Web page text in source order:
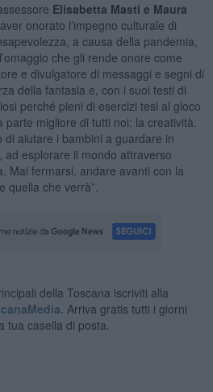
Elisabetta Masti e Maura
onorato l’impegno culturale di
a causa della pandemia,
che gli rende onore come
e divulgatore di messaggi e segni di
della fantasia e, con i suoi testi di
perché pieni di esercizi tesi al gioco
migliore di tutti noi: la creatività.
di aiutare i bambini a guardare in
esplorare il mondo attraverso
Mai fermarsi, andare avanti con la
quella che verrà”.
della Toscana iscriviti alla
Arriva gratis tutti i giorni
tua casella di posta.